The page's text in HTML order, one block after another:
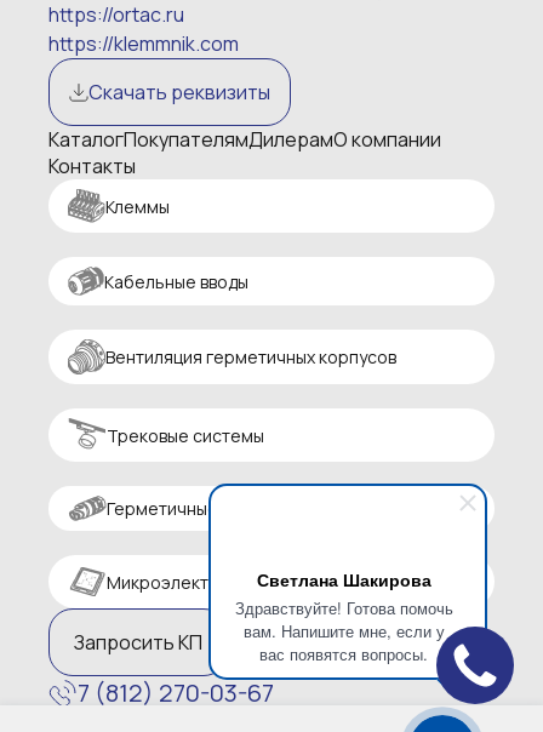
Светлана Шакирова
Здравствуйте! Готова помочь
вам. Напишите мне, если у
вас появятся вопросы.
https://ortac.ru
https://klemmnik.com
Скачать реквизиты
КаталогПокупателямДилерамО компании
Контакты
Клеммы
Кабельные вводы
Вентиляция герметичных корпусов
Трековые системы
Герметичные разъемы
Микроэлектроника
Запросить КП
7 (812) 270-03-67